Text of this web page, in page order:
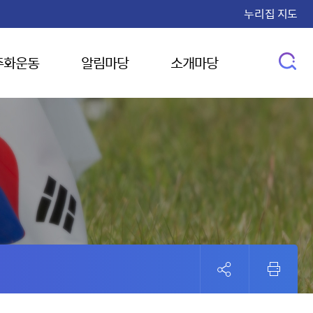
누리집 지도
운동 알림마당 소개마당